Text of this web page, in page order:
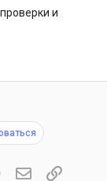
и
WhatsAppЭлектронная
Ссылка